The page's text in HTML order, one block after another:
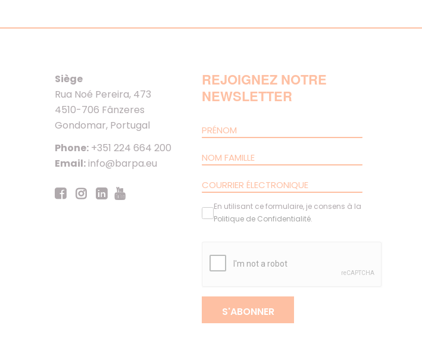
Siège
Rua Noé Pereira, 473
4510-706 Fânzeres
Gondomar, Portugal
Phone:+351 224 664 200
Email:info@barpa.eu
REJOIGNEZ NOTRE
NEWSLETTER
En utilisant ce formulaire, je consens à la
Politique de Confidentialité.
S'ABONNER